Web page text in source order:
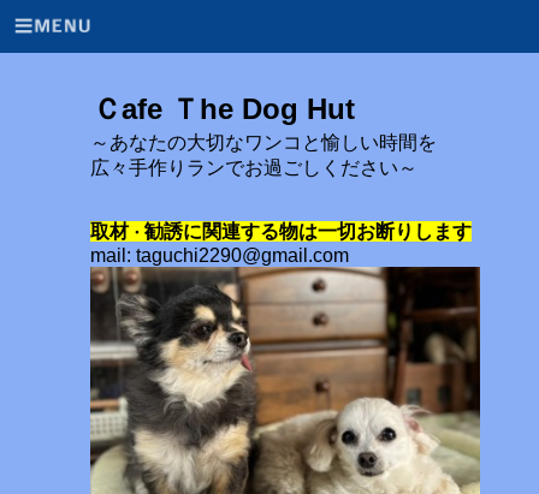
Ｃafe Ｔhe Dog Hut
～あなたの大切なワンコと愉しい時間を
広々手作りランでお過ごしください～
取材・ 勧誘に関連する物は一切お断りします
mail: taguchi2290@gmail.com